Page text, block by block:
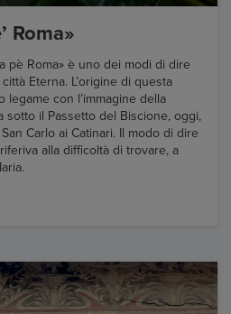
Roma»
pè Roma» è uno dei modi di dire
Eterna. L’origine di questa
con l’immagine della
sotto il Passetto del Biscione, oggi,
Carlo ai Catinari. Il modo di dire
alla difficoltà di trovare, a